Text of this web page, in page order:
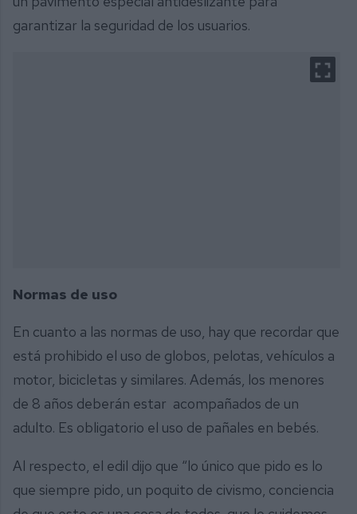
garantizar la seguridad de los usuarios.
Normas de uso
En cuanto a las normas de uso, hay que recordar que
está prohibido el uso de globos, pelotas, vehículos a
motor, bicicletas y similares. Además, los menores
de 8 años deberán estar acompañados de un
adulto. Es obligatorio el uso de pañales en bebés.
Al respecto, el edil dijo que “lo único que pido es lo
que siempre pido, un poquito de civismo, conciencia